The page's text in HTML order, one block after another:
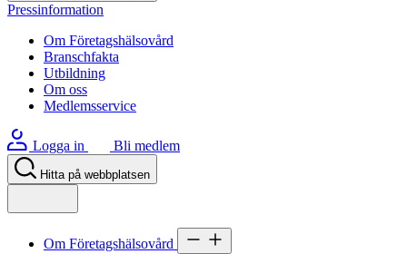
Pressinformation
Om Företagshälsovård
Branschfakta
Utbildning
Om oss
Medlemsservice
Logga in Bli medlem
Hitta på webbplatsen
Om Företagshälsovård